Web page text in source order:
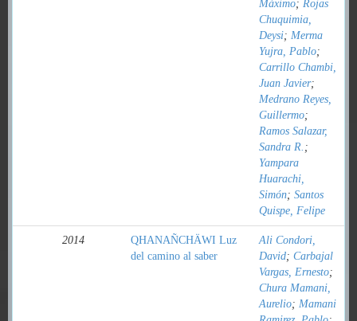
Máximo; Rojas
Chuquimia,
Deysi; Merma
Yujra, Pablo;
Carrillo Chambi,
Juan Javier;
Medrano Reyes,
Guillermo;
Ramos Salazar,
Sandra R. ;
Yampara
Huarachi,
Simón; Santos
Quispe, Felipe
2014
QHANAÑCHÄWI Luz
del camino al saber
Ali Condori,
David; Carbajal
Vargas, Ernesto;
Chura Mamani,
Aurelio; Mamani